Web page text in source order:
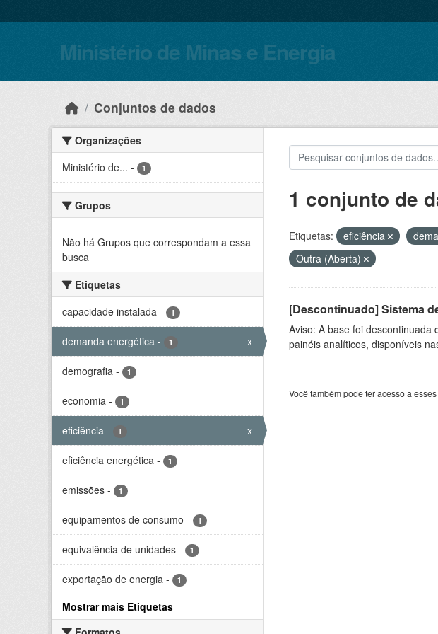
Ministério de Minas e Energia
Conjuntos de dados
Organizações
Ministério de... - 1
Grupos
Não há Grupos que correspondam a essa
busca
Etiquetas
capacidade instalada - 1
demanda energética - 1 x
demografia - 1
economia - 1
eficiência - 1 x
eficiência energética - 1
emissões - 1
equipamentos de consumo - 1
equivalência de unidades - 1
exportação de energia - 1
Mostrar mais Etiquetas
1 conjunto de
Etiquetas: eficiência
Outra (Aberta)
[Descontinuado] Sistema
Aviso: A base foi descontinuada
painéis analíticos, disponíveis
Você também pode ter acesso a